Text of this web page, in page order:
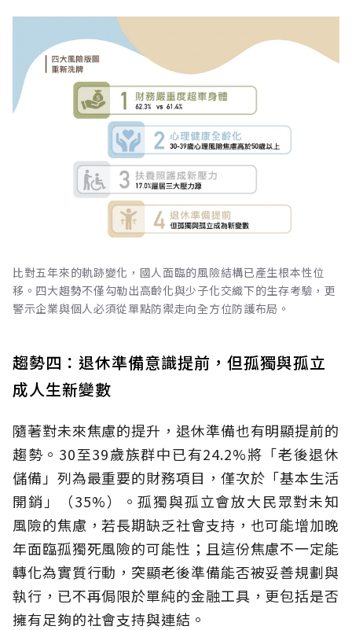
比對五年來的軌跡變化，國人面臨的風險結構已產生根本性位
移。四大趨勢不僅勾勒出高齡化與少子化交織下的生存考驗，更
警示企業與個人必須從單點防禦走向全方位防護布局。
趨勢四：退休準備意識提前，但孤獨與孤立
成人生新變數
隨著對未來焦慮的提升，退休準備也有明顯提前的
趨勢。30至39歲族群中已有24.2%將「老後退休
儲備」列為最重要的財務項目，僅次於「基本生活
開銷」（35%）。孤獨與孤立會放大民眾對未知
風險的焦慮，若長期缺乏社會支持，也可能增加晚
年面臨孤獨死風險的可能性；且這份焦慮不一定能
轉化為實質行動，突顯老後準備能否被妥善規劃與
執行，已不再侷限於單純的金融工具，更包括是否
擁有足夠的社會支持與連結。